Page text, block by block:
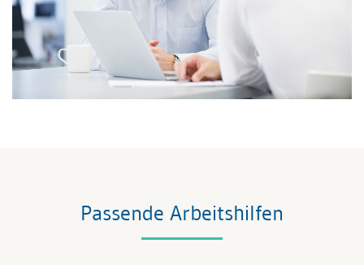
Passende Arbeitshilfen